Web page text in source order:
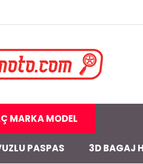
MARKA MODEL
PASPAS 3D BAGAJ